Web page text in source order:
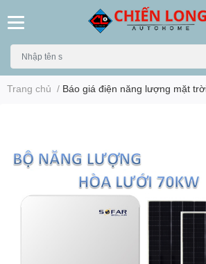
Trang chủ / Báo giá điện năng lượng mặt